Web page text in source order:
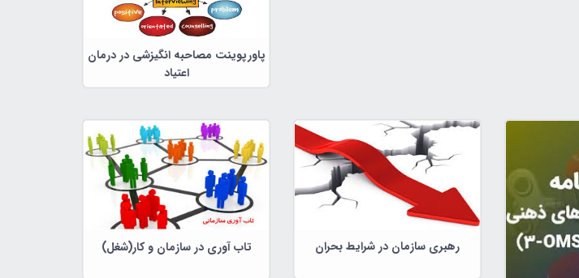
پاورپوینت مصاحبه انگیزشی در درمان
اعتیاد
رهبری سازمان در شرایط بحران تاب آوری در سازمان و کار(شغل)